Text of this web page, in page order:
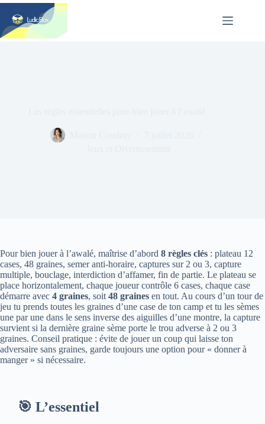
Passer
contenu
Pour bien jouer à l’awalé, maîtrise d’abord 8 règles clés : plateau 12
cases, 48 graines, semer anti-horaire, captures sur 2 ou 3, capture
multiple, bouclage, interdiction d’affamer, fin de partie. Le plateau se
place horizontalement, chaque joueur contrôle 6 cases, chaque case
démarre avec 4 graines, soit 48 graines en tout. Au cours d’un tour de
jeu tu prends toutes les graines d’une case de ton camp et tu les sèmes
une par une dans le sens inverse des aiguilles d’une montre, la capture
survient si la dernière graine sème porte le trou adverse à 2 ou 3
graines. Conseil pratique : évite de jouer un coup qui laisse ton
adversaire sans graines, garde toujours une option pour « donner à
manger » si nécessaire.
🎯 L’essentiel